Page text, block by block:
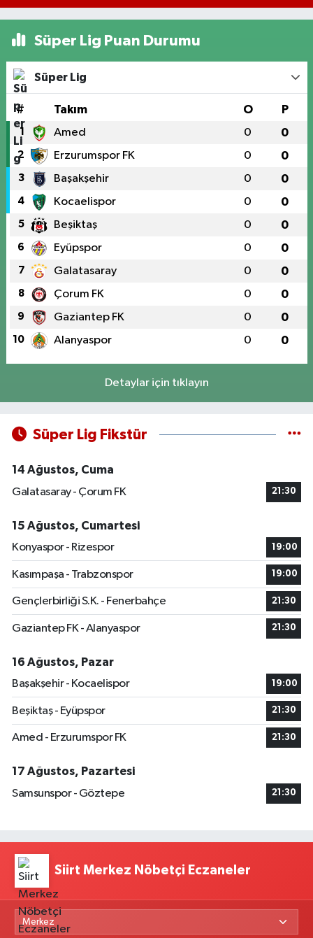
Süper Lig Puan Durumu
Süper Lig
# Takım O P
1 Amed 0 0
2 Erzurumspor FK 0 0
3 Başakşehir 0 0
4 Kocaelispor 0 0
5 Beşiktaş 0 0
6 Eyüpspor 0 0
7 Galatasaray 0 0
8 Çorum FK 0 0
9 Gaziantep FK 0 0
10 Alanyaspor 0 0
Detaylar için tıklayın
Süper Lig Fikstür
14 Ağustos, Cuma
Galatasaray - Çorum FK
21:30
15 Ağustos, Cumartesi
Konyaspor - Rizespor
19:00
Kasımpaşa - Trabzonspor 19:00
Gençlerbirliği S.K. - Fenerbahçe 21:30
Gaziantep FK - Alanyaspor 21:30
16 Ağustos, Pazar
Başakşehir - Kocaelispor
19:00
Beşiktaş - Eyüpspor 21:30
Amed - Erzurumspor FK 21:30
17 Ağustos, Pazartesi
Samsunspor - Göztepe
21:30
Siirt Merkez Nöbetçi Eczaneler